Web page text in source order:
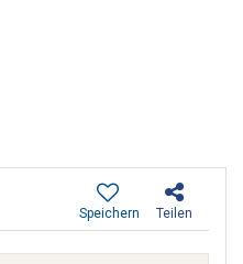
Teilen
Speichern